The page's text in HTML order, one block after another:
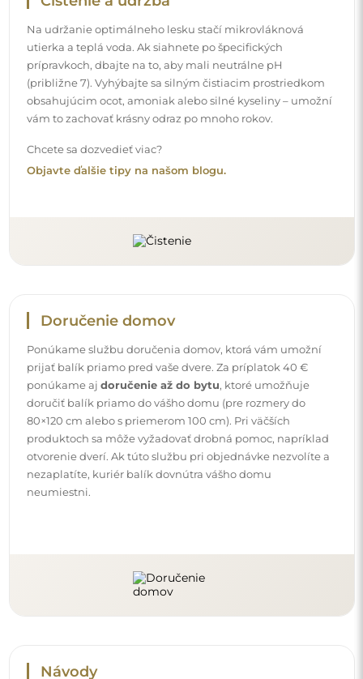
Ponúkame službu doručenia domov, ktorá vám umožní
prijať balík priamo pred vaše dvere. Za príplatok 40 €
ponúkame ajdoručenie až do bytu, ktoré umožňuje
doručiť balík priamo do vášho domu (pre rozmery do
80×120 cm alebo s priemerom 100 cm). Pri väčších
produktoch sa môže vyžadovať drobná pomoc, napríklad
otvorenie dverí. Ak túto službu pri objednávke nezvolíte a
neumiestni.
Návody
a bez starostí, pripravili sme pre vás podrobné návody.
Nájdete v nich všetky potrebné kroky pre správnu montáž
zrkadla, ako aj rady pre jeho údržbu, čistenie a
starostlivosť, aby ste sa mohli dlho tešiť z jeho dokonalého
vzhľadu.
Pozrite si návody na montáž a používanie.